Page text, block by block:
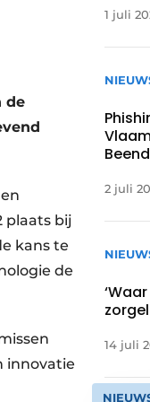
de
plaats bij
kans te
de
innovatie
1 juli
2 juli
14 juli